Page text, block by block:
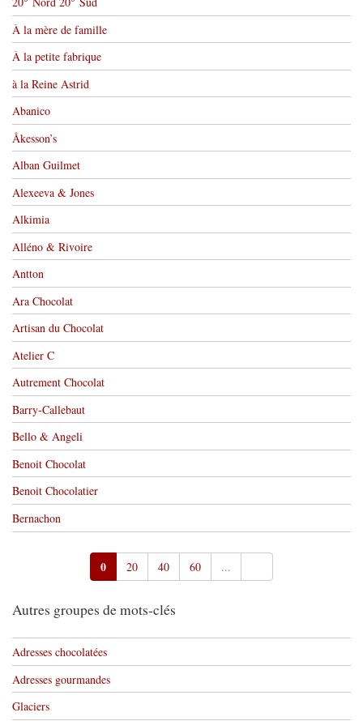
À la mère de famille
À la petite fabrique
à la Reine Astrid
Abanico
Åkesson’s
Alban Guilmet
Alexeeva & Jones
Alkimia
Alléno & Rivoire
Antton
Ara Chocolat
Artisan du Chocolat
Atelier C
Autrement Chocolat
Barry-Callebaut
Bello & Angeli
Benoit Chocolat
Benoit Chocolatier
Bernachon
0 20 40 60 ...
Autres groupes de mots-clés
Adresses chocolatées
Adresses gourmandes
Glaciers